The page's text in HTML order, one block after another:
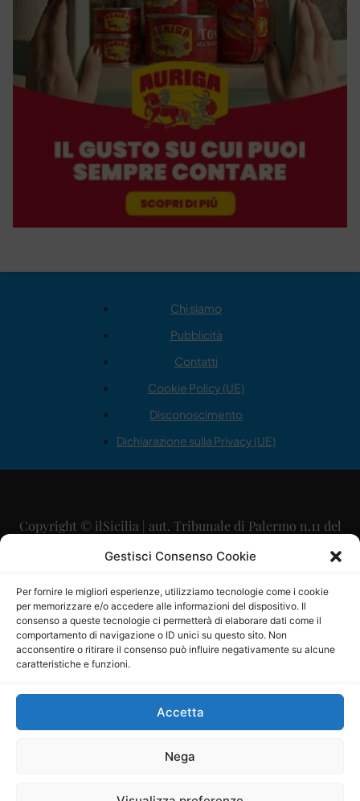
Gestisci Consenso Cookie
Per fornire le migliori esperienze, utilizziamo tecnologie come i cookie
per memorizzare e/o accedere alle informazioni del dispositivo. Il
consenso a queste tecnologie ci permetterà di elaborare dati come il
comportamento di navigazione o ID unici su questo sito. Non
acconsentire o ritirare il consenso può influire negativamente su alcune
caratteristiche e funzioni.
Accetta
Nega
Chi siamo
Pubblicità
Contatti
Cookie Policy (UE)
Disconoscimento
Dichiarazione sulla Privacy (UE)
Copyright © ilSicilia | aut. Tribunale di Palermo n.11 del
29/09/2015
Direttore Editoriale: Maurizio Scaglione
Direttore Responsabile: Maria Calabrese
P.IVA: 06334930820
Mercurio Comunicazione Società Cooperativa a r.l. è
iscritta al Registro degli Operatori di Comunicazione al